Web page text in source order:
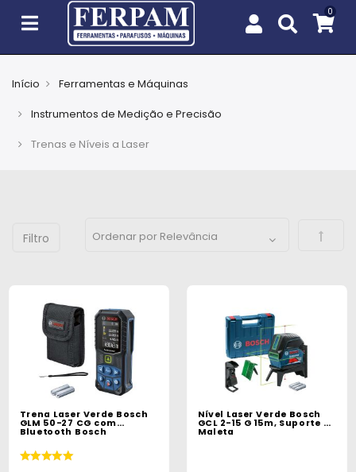
Casa
Ferramentas
Máquinas
Iluminação
Materiais
de
Início
Ferramentas e Máquinas
Instrumentos de Medição e Precisão
Trenas e Níveis a Laser
Trena Laser Verde Bosch
GLM 50-27 CG com
Bluetooth Bosch
Nível Laser Verde Bosch
GCL 2-15 G 15m, Suporte e
Maleta